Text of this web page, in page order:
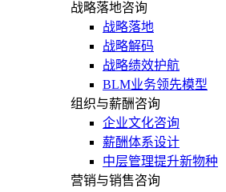
战略落地咨询
战略落地
战略解码
战略绩效护航
BLM业务领先模型
组织与薪酬咨询
企业文化咨询
薪酬体系设计
中层管理提升新物种
营销与销售咨询